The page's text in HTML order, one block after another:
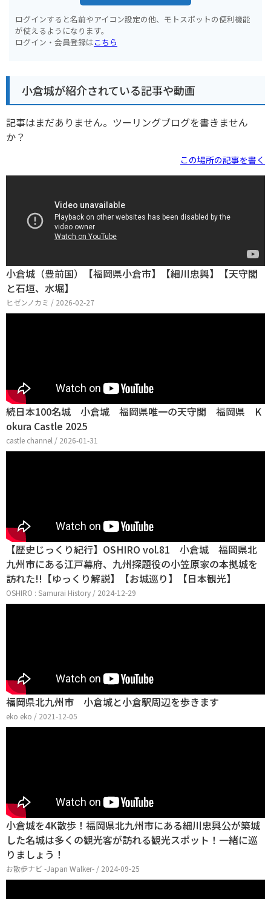
ログインすると名前やアイコン設定の他、モトスポットの便利機能
が使えるようになります。
ログイン・会員登録はこちら
小倉城が紹介されている記事や動画
記事はまだありません。ツーリングブログを書きません
か？
この場所の記事を書く
小倉城（豊前国）【福岡県小倉市】【細川忠興】【天守閣
と石垣、水堀】
ヒゼンノカミ / 2026-02-27
続日本100名城 小倉城 福岡県唯一の天守閣 福岡県 K
okura Castle 2025
castle channel / 2026-01-31
【歴史じっくり紀行】OSHIRO vol.81 小倉城 福岡県北
九州市にある江戸幕府、九州探題役の小笠原家の本拠城を
訪れた!!【ゆっくり解説】【お城巡り】【日本観光】
OSHIRO : Samurai History / 2024-12-29
福岡県北九州市 小倉城と小倉駅周辺を歩きます
eko eko / 2021-12-05
小倉城を4K散歩！福岡県北九州市にある細川忠興公が築城
した名城は多くの観光客が訪れる観光スポット！一緒に巡
りましょう！
お散歩ナビ -Japan Walker- / 2024-09-25